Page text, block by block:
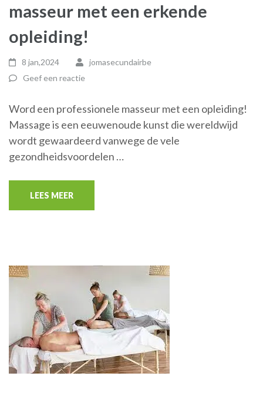
masseur met een erkende
opleiding!
8 jan,2024
jomasecundairbe
Geef een reactie
Word een professionele masseur met een opleiding!
Massage is een eeuwenoude kunst die wereldwijd
wordt gewaardeerd vanwege de vele
gezondheidsvoordelen …
LEES MEER